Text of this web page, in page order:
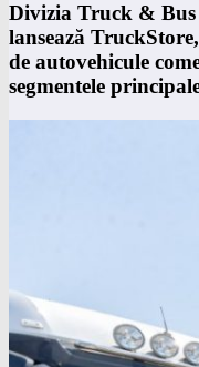
Divizia Truck & Bus
lansează
de autovehicule
segmentele